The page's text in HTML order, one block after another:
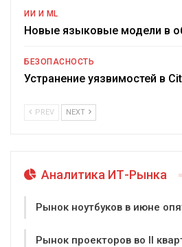
ИИ И ML
Новые языковые модели в
БЕЗОПАСНОСТЬ
Устранение уязвимостей в
PREV NEXT
Аналитика ИТ-Рынка
Рынок ноутбуков в июне
Рынок проекторов во II